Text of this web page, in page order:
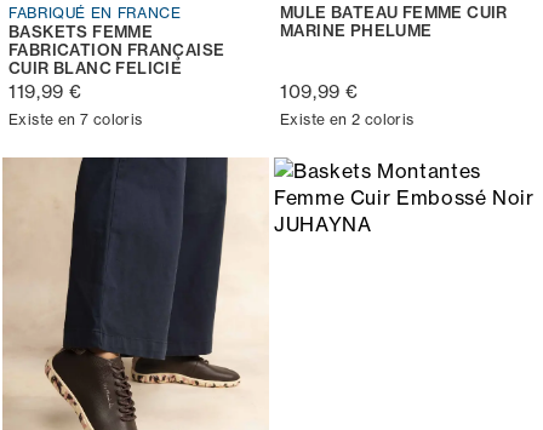
FABRIQUÉ EN FRANCE
BASKETS FEMME
FABRICATION FRANÇAISE
CUIR BLANC FELICIE
119,99 €
Existe en 7 coloris
MULE BATEAU FEMME CUIR
MARINE PHELUME
109,99 €
Existe en 2 coloris